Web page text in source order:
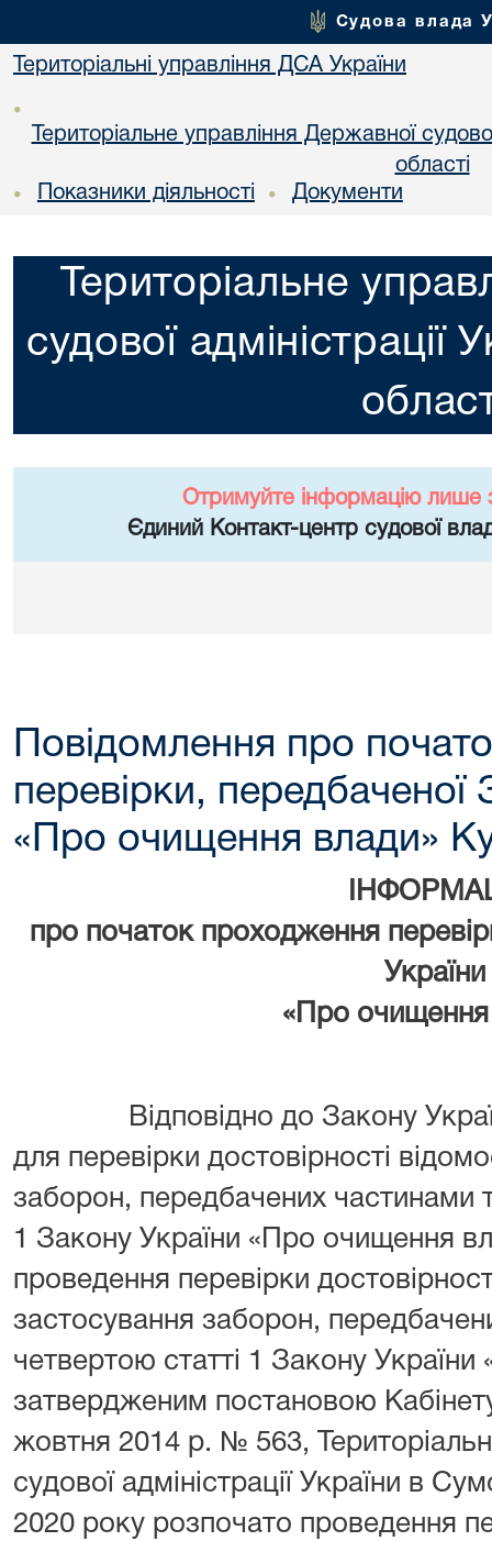
Судова влада
Територіальні управління ДСА України
•
Територіальне управління Державної
областi
• Показники діяльності • Документи
Територіальне
судової адміністрації
Отримуйте інформацію лише
Єдиний Контакт-центр судової
Повідомлення про
перевірки, передбаченої
«Про очищення влади»
про початок проходження
України
«Про очищення
Відповідно до Закону
для перевірки достовірності
заборон, передбачених частинами
1 Закону України «Про очищення
проведення перевірки
застосування заборон,
четвертою статті 1 Закону
затвердженим постановою Кабінету
жовтня 2014 р. № 563,
судової адміністрації України в
2020 року розпочато проведення